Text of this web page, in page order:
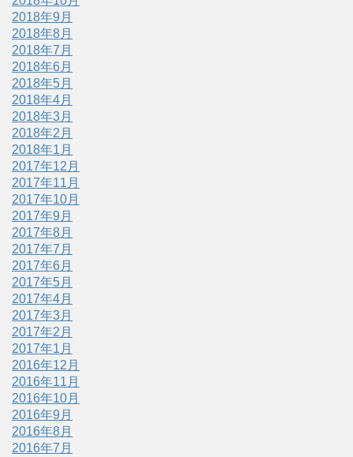
2018年9月
2018年8月
2018年7月
2018年6月
2018年5月
2018年4月
2018年3月
2018年2月
2018年1月
2017年12月
2017年11月
2017年10月
2017年9月
2017年8月
2017年7月
2017年6月
2017年5月
2017年4月
2017年3月
2017年2月
2017年1月
2016年12月
2016年11月
2016年10月
2016年9月
2016年8月
2016年7月